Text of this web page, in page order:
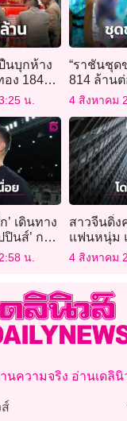
นบุกห้าง
อง 184
น
น.
“ราชันชุด
814 ล้านต่
สัญญาให
4 สิงหาคม
’ เดินทาง
นส์’ กว่า
น.
สาวจีนดิ่
แฟนหนุ่ม
4 สิงหาคม
นความจริง อ่านเดลินิ
ส์